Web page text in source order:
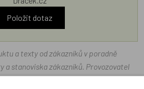
Položit dotaz
a texty od zákazníků v poradně
a stanoviska zákazníků. Provozovatel
zákazníků předem neschvaluje ani